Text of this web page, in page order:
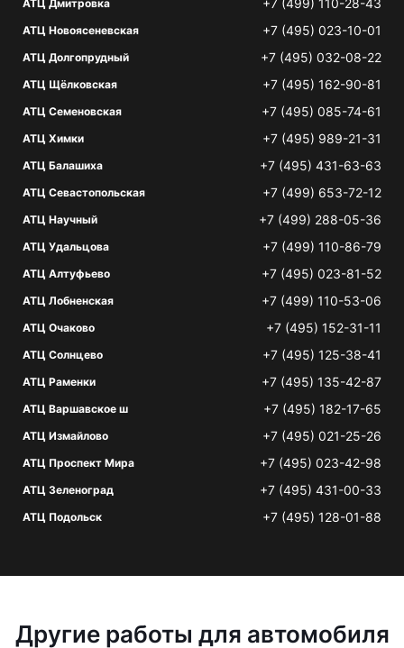
АТЦ Дмитровка +7 (499) 110-28-43
АТЦ Новоясеневская +7 (495) 023-10-01
АТЦ Долгопрудный +7 (495) 032-08-22
АТЦ Щёлковская +7 (495) 162-90-81
АТЦ Семеновская +7 (495) 085-74-61
АТЦ Химки +7 (495) 989-21-31
АТЦ Балашиха +7 (495) 431-63-63
АТЦ Севастопольская +7 (499) 653-72-12
АТЦ Научный +7 (499) 288-05-36
АТЦ Удальцова +7 (499) 110-86-79
АТЦ Алтуфьево +7 (495) 023-81-52
АТЦ Лобненская +7 (499) 110-53-06
АТЦ Очаково +7 (495) 152-31-11
АТЦ Солнцево +7 (495) 125-38-41
АТЦ Раменки +7 (495) 135-42-87
АТЦ Варшавское ш +7 (495) 182-17-65
АТЦ Измайлово +7 (495) 021-25-26
АТЦ Проспект Мира +7 (495) 023-42-98
АТЦ Зеленоград +7 (495) 431-00-33
АТЦ Подольск +7 (495) 128-01-88
Другие работы для автомобиля